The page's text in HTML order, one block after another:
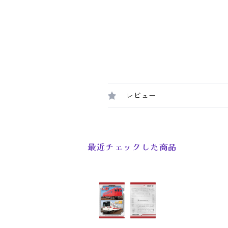
レビュー
最近チェックした商品